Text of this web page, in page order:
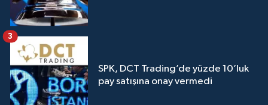
SPK, DCT Trading’de yüzde 10’luk
pay satışına onay vermedi
3